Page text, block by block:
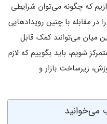
که چگونه می‌توان شرایطی
در مقابله با چنین رویداد‌هایی
میان می‌توانند کمک قابل
شویم، باید بگوییم که لازم
زیرساخت بازار و
می‌خوانید